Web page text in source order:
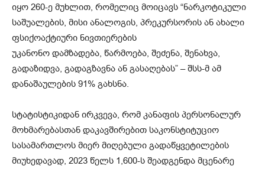
იყო 260-ე მუხლით, რომელიც მოიცავს “ნარკოტიკული
საშუალების, მისი ანალოგის, პრეკურსორის ან ახალი
ფსიქოაქტიური ნივთიერების
უკანონო დამზადება, წარმოება, შეძენა, შენახვა,
გადაზიდვა, გადაგზავნა ან გასაღებას” – შსს-მ ამ
დანაშაულების 91% გახსნა.
სტატისტიკიდან ირკვევა, რომ კანაფის პერსონალურ
მოხმარებასთან დაკავშირებით საკონსტიტუციო
სასამართლოს მიერ მიღებული გადაწყვეტილების
მიუხედავად, 2023 წელს 1,600-ს შეადგენდა მცენარე